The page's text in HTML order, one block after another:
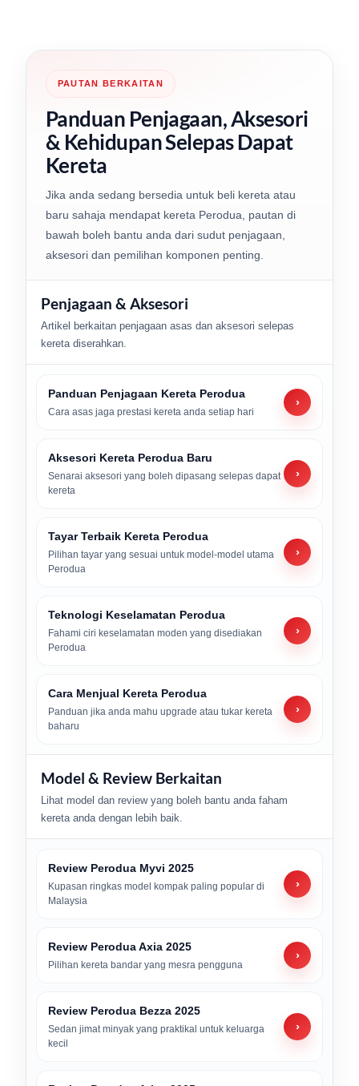
PAUTAN BERKAITAN
Panduan Penjagaan, Aksesori
& Kehidupan Selepas Dapat
Kereta
Jika anda sedang bersedia untuk beli kereta atau
baru sahaja mendapat kereta Perodua, pautan di
bawah boleh bantu anda dari sudut penjagaan,
aksesori dan pemilihan komponen penting.
Penjagaan & Aksesori
Artikel berkaitan penjagaan asas dan aksesori selepas
kereta diserahkan.
Panduan Penjagaan Kereta Perodua
Cara asas jaga prestasi kereta anda setiap hari
›
Aksesori Kereta Perodua Baru
Senarai aksesori yang boleh dipasang selepas dapat
kereta
›
Tayar Terbaik Kereta Perodua
Pilihan tayar yang sesuai untuk model-model utama
Perodua
›
Teknologi Keselamatan Perodua
Fahami ciri keselamatan moden yang disediakan
Perodua
›
Cara Menjual Kereta Perodua
Panduan jika anda mahu upgrade atau tukar kereta
baharu
›
Model & Review Berkaitan
Lihat model dan review yang boleh bantu anda faham
kereta anda dengan lebih baik.
Review Perodua Myvi 2025
Kupasan ringkas model kompak paling popular di
Malaysia
›
Review Perodua Axia 2025
Pilihan kereta bandar yang mesra pengguna
›
Review Perodua Bezza 2025
Sedan jimat minyak yang praktikal untuk keluarga
kecil
›